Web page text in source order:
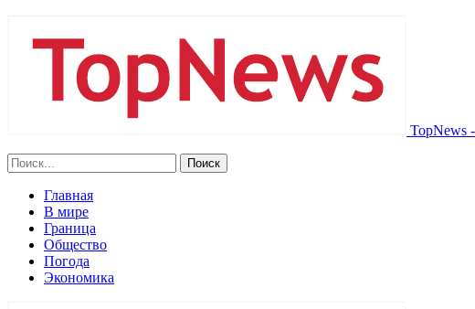
TopNews -
Главная
В мире
Граница
Общество
Погода
Экономика